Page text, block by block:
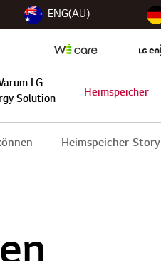
ENG(AU)
LG
Solution
Heimspeicher
Heimspeicher-Story